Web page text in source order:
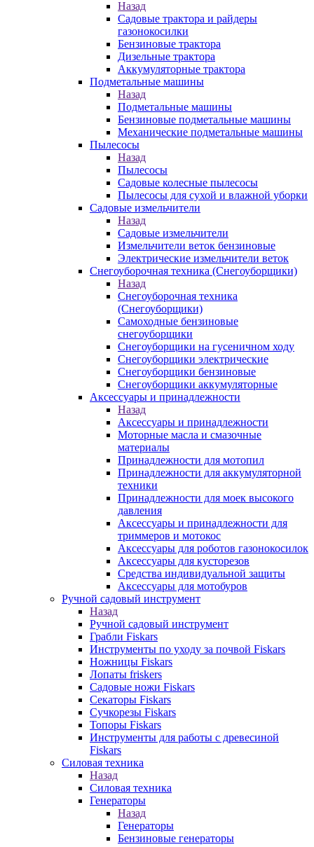
Назад
Садовые трактора и райдеры
газонокосилки
Бензиновые трактора
Дизельные трактора
Аккумуляторные трактора
Подметальные машины
Назад
Подметальные машины
Бензиновые подметальные машины
Механические подметальные машины
Пылесосы
Назад
Пылесосы
Садовые колесные пылесосы
Пылесосы для сухой и влажной уборки
Садовые измельчители
Назад
Садовые измельчители
Измельчители веток бензиновые
Электрические измельчители веток
Снегоуборочная техника (Снегоуборщики)
Назад
Снегоуборочная техника
(Снегоуборщики)
Самоходные бензиновые
снегоуборщики
Снегоуборщики на гусеничном ходу
Снегоуборщики электрические
Снегоуборщики бензиновые
Снегоуборщики аккумуляторные
Аксессуары и принадлежности
Назад
Аксессуары и принадлежности
Моторные масла и смазочные
материалы
Принадлежности для мотопил
Принадлежности для аккумуляторной
техники
Принадлежности для моек высокого
давления
Аксессуары и принадлежности для
триммеров и мотокос
Аксессуары для роботов газонокосилок
Аксессуары для кусторезов
Средства индивидуальной защиты
Аксессуары для мотобуров
Ручной садовый инструмент
Назад
Ручной садовый инструмент
Грабли Fiskars
Инструменты по уходу за почвой Fiskars
Ножницы Fiskars
Лопаты friskers
Садовые ножи Fiskars
Секаторы Fiskars
Сучкорезы Fiskars
Топоры Fiskars
Инструменты для работы с древесиной
Fiskars
Силовая техника
Назад
Силовая техника
Генераторы
Назад
Генераторы
Бензиновые генераторы